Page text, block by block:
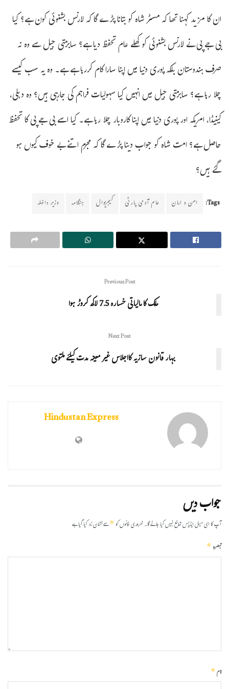
ان کا مزید کہنا تھا کہ مسٹر شاہ کو بتانا پڑے گا کہ لارنس بشنوئی کون ہے؟ کیا
بی جے پی نے لارنس بشنوئی کو کھلے عام تحفظ دیا ہے؟ سابرمتی جیل سے وہ نہ
صرف ہندوستان بلکہ پوری دنیا میں اپنا سارا کام کررہا ہے ہے۔ وہ یہ سب کیسے
چلا رہا ہے؟ سابرمتی جیل میں انہیں کیا سہولیات فراہم کی جارہی ہیں؟ وہ دہلی،
کینیڈا، امریکہ اور پوری دنیا میں اپنا کاروبار چلا رہا ہے۔ کیا اسے بی جے پی کا تحفظ
حاصل ہے؟ امت شاہ کو جواب دینا پڑے گا کہ مجرم اتنے بے خوف کیوں ہو
گئے ہیں؟
Tags: امن و امان عام آدمی پارٹی کیجریوال ہنگامہ وزیر داخلہ
Previous Post
ملک کا مالیاتی خسارہ 7.5 لاکھ کروڑ ہوا
Next Post
بہار قانون سازیہ کااجلاس غیر معینہ مدت کیلئے ملتوی
Hindustan Express
جواب دیں
آپ کا ای میل ایڈریس شائع نہیں کیا جائے گا۔ضروری خانوں کو*سے نشان زد کیا گیا ہے
تبصرہ*
نام*